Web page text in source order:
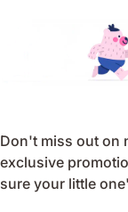
Don't miss out on
exclusive
sure your little